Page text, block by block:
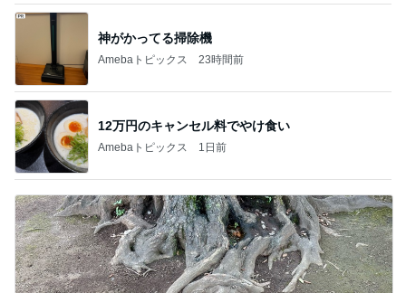
神がかってる掃除機
Amebaトピックス 23時間前
12万円のキャンセル料でやけ食い
Amebaトピックス 1日前